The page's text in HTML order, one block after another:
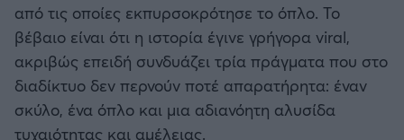
από τις οποίες εκπυρσοκρότησε το όπλο. Το
βέβαιο είναι ότι η ιστορία έγινε γρήγορα viral,
ακριβώς επειδή συνδυάζει τρία πράγματα που στο
διαδίκτυο δεν περνούν ποτέ απαρατήρητα: έναν
σκύλο, ένα όπλο και μια αδιανόητη αλυσίδα
τυχαιότητας και αμέλειας.